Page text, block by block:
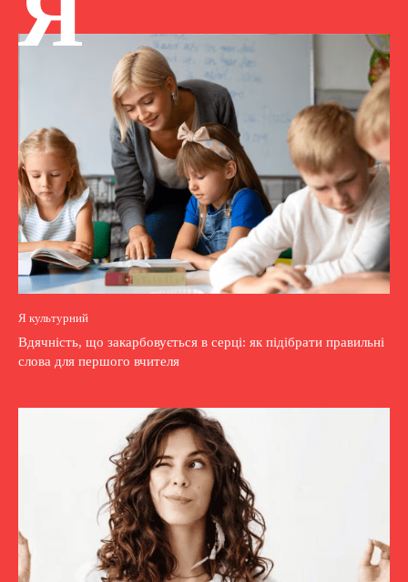
Я культурний
Вдячність, що закарбовується в серці: як підібрати правильні
слова для першого вчителя